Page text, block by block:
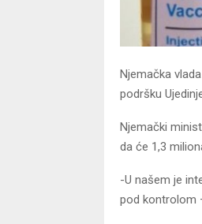
Njemačka
podršku
Njemački
da će 1,3
-U našem je
pod kontrolom